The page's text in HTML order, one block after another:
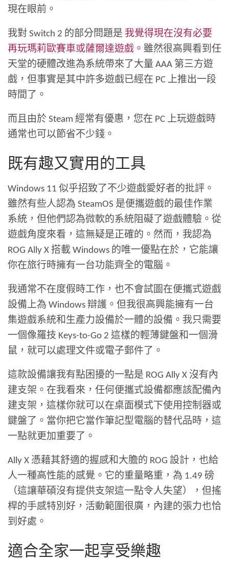
現在眼前。
我對 Switch 2 的部分問題是 我覺得現在沒有必要
再玩瑪莉歐賽車或薩爾達遊戲。 雖然很高興看到任
天堂的硬體改進為系統帶來了大量 AAA 第三方遊
戲，但事實是其中許多遊戲已經在 PC 上推出一段
時間了。
而且由於 Steam 經常有優惠，您在 PC 上玩遊戲時
通常也可以節省不少錢。
既有趣又實用的工具
Windows 11 似乎招致了不少遊戲愛好者的批評。
雖然有些人認為 SteamOS 是便攜遊戲的最佳作業
系統，但他們認為微軟的系統阻礙了遊戲體驗。從
遊戲角度來看，這無疑是正確的。然而，我認為
ROG Ally X 搭載 Windows 的唯一優點在於，它能讓
你在旅行時擁有一台功能齊全的電腦。
我通常不在度假時工作，也不會試圖在便攜式遊戲
設備上為 Windows 辯護。但我很高興能擁有一台
集遊戲系統和生產力設備於一體的設備。我只需要
一個像羅技 Keys-to-Go 2 這樣的輕薄鍵盤和一個滑
鼠，就可以處理文件或電子郵件了。
這款設備讓我有點困擾的一點是 ROG Ally X 沒有內
建支架。在我看來，任何便攜式設備都應該配備內
建支架，這樣你就可以在桌面模式下使用控制器或
鍵盤了。當你把它當作筆記型電腦的替代品時，這
一點就更加重要了。
Ally X 憑藉其舒適的握感和大膽的 ROG 設計，也給
人一種高性能的感覺。它的重量略重，為 1.49 磅
（這讓華碩沒有提供支架這一點令人失望），但搖
桿的手感特別好，活動範圍很廣，內建的張力也恰
到好處。
適合全家一起享受樂趣